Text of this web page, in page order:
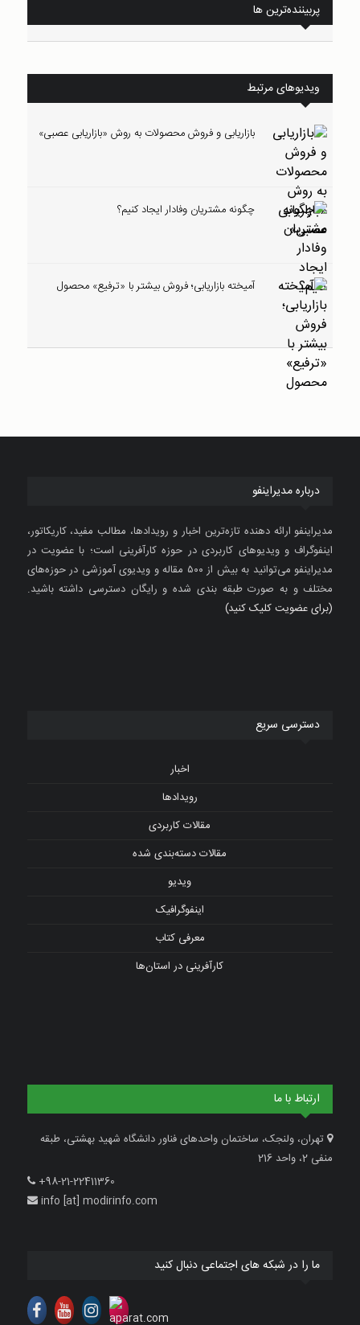
پربیننده‌ترین ها
ویدیوهای مرتبط
بازاریابی و فروش محصولات به روش «بازاریابی عصبی»
چگونه مشتریان وفادار ایجاد کنیم؟
آمیخته بازاریابی؛ فروش بیشتر با «ترفیع» محصول
درباره مدیراینفو
مدیراینفو ارائه دهنده تازه‌ترین اخبار و رویدادها، مطالب مفید، کاریکاتور،
اینفوگراف و ویدیوهای کاربردی در حوزه کارآفرینی است؛ با عضویت در
مدیراینفو می‌توانید به بیش از ۵۰۰ مقاله و ویدیوی آموزشی در حوزه‌های
مختلف و به صورت طبقه بندی شده و رایگان دسترسی داشته باشید.
(برای عضویت کلیک کنید)
دسترسی سریع
اخبار
رویدادها
مقالات کاربردی
مقالات دسته‌بندی شده
ویدیو
اینفوگرافیک
معرفی کتاب
کارآفرینی در استان‌ها
ارتباط با ما
تهران، ولنجک، ساختمان واحدهای فناور دانشگاه شهید بهشتی، طبقه
منفی 2، واحد 216
+98-21-22411360
info [at] modirinfo.com
ما را در شبکه های اجتماعی دنبال کنید